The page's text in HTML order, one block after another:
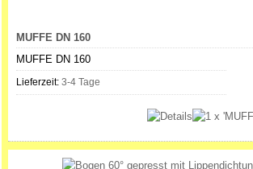
MUFFE DN 160
MUFFE DN 160
Lieferzeit: 3-4 Tage